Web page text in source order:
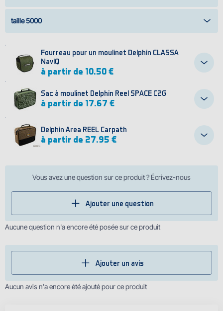
taille 5000
Fourreau pour un moulinet Delphin CLASSA
NavIQ
à partir de 10.50 €
Sac à moulinet Delphin Reel SPACE C2G
à partir de 17.67 €
Delphin Area REEL Carpath
à partir de 27.95 €
Vous avez une question sur ce produit ? Écrivez-nous
Ajouter une question
Aucune question n'a encore été posée sur ce produit
Ajouter un avis
Aucun avis n'a encore été ajouté pour ce produit